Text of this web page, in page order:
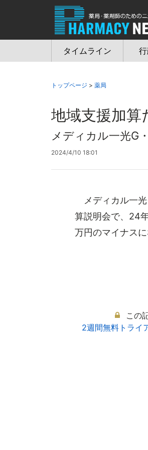
タイムライン
トップページ > 薬局
地域支援加
メディカル一光G
2024/4/10 18:01
メディカル一光
算説明会で、24
万円のマイナス
この
2週間無料トライ